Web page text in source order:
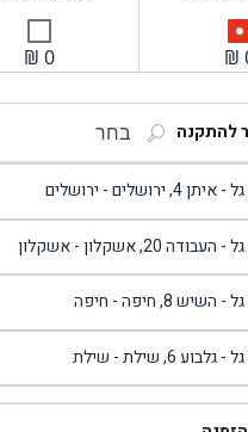
₪
₪ 0
להתקנה בחר
4, ירושלים - ירושלים
העבודה 20, אשקלון - אשקלון
- השיש 8, חיפה - חיפה
- גלבוע 6, שילת - שילת
- פוריידיס, כניסה צפונית מול כביש 4 -